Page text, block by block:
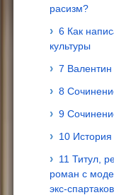
расизм?
6 Как
культуры
7 Валентин
8
9
10 История
11 Титул,
роман с
экс-